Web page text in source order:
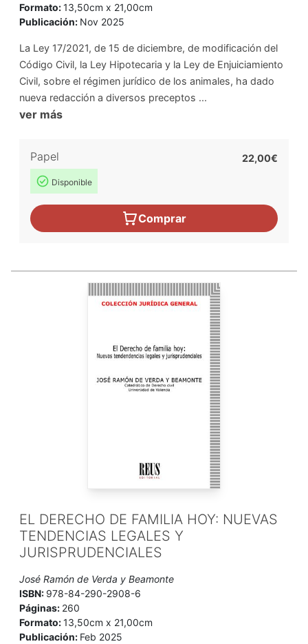
Formato:13,50cm x 21,00cm
Publicación: Nov 2025
La Ley 17/2021, de 15 de diciembre, de modificación del
Código Civil, la Ley Hipotecaria y la Ley de Enjuiciamiento
Civil, sobre el régimen jurídico de los animales, ha dado
nueva redacción a diversos preceptos ...
ver más
Papel
Disponible
22,00€
Comprar
EL DERECHO DE FAMILIA HOY: NUEVAS
TENDENCIAS LEGALES Y
JURISPRUDENCIALES
José Ramón de Verda y Beamonte
ISBN: 978-84-290-2908-6
Páginas: 260
Formato:13,50cm x 21,00cm
Publicación: Feb 2025